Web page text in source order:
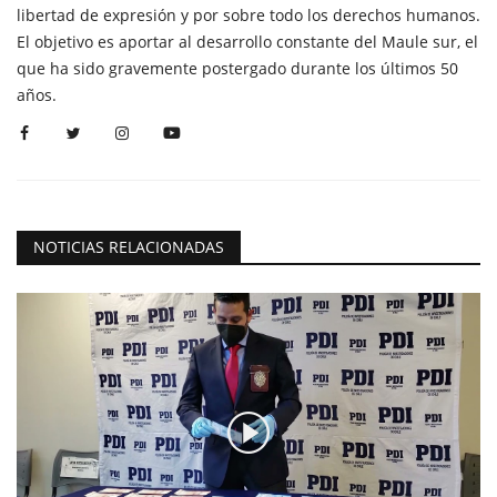
libertad de expresión y por sobre todo los derechos humanos.
El objetivo es aportar al desarrollo constante del Maule sur, el
que ha sido gravemente postergado durante los últimos 50
años.
NOTICIAS RELACIONADAS